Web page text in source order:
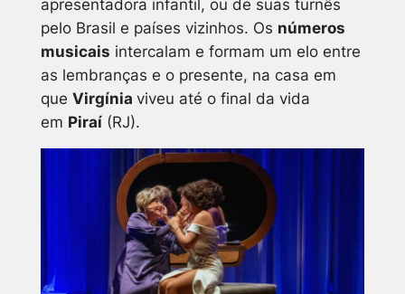
apresentadora infantil, ou de suas turnês
pelo Brasil e países vizinhos. Os números
musicais intercalam e formam um elo entre
as lembranças e o presente, na casa em
que Virgínia viveu até o final da vida
em Piraí(RJ).